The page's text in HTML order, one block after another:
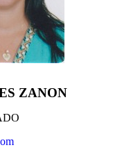
ZANON